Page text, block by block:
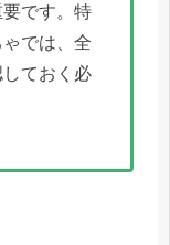
です。特
では、全
ておく必